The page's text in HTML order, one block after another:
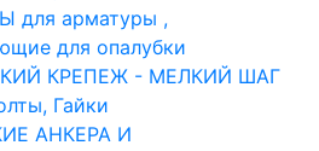
для арматуры ,
для опалубки
КРЕПЕЖ - МЕЛКИЙ ШАГ
Гайки
АНКЕРА И